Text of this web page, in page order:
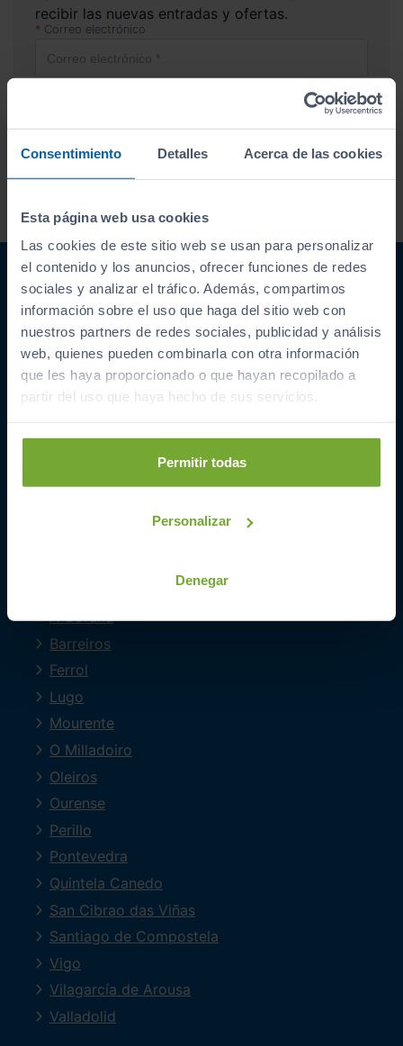
Consentimiento Detalles Acerca de las cookies
Esta página web usa cookies
Las cookies de este sitio web se usan para personalizar
el contenido y los anuncios, ofrecer funciones de redes
sociales y analizar el tráfico. Además, compartimos
información sobre el uso que haga del sitio web con
nuestros partners de redes sociales, publicidad y análisis
web, quienes pueden combinarla con otra información
que les haya proporcionado o que hayan recopilado a
partir del uso que haya hecho de sus servicios.
Permitir todas
Personalizar
Denegar
recibir las nuevas entradas y ofertas.
Correo electrónico
Acepto la política de privacidad.
Acepto recibir información
promociones de Automóviles
PROVOS S.L.
ENLACES INTERESANTES
Coches Km 0
Compramos tu coche
COCHES POR LOCALIDAD
A Coruña
Barreiros
Ferrol
Lugo
Mourente
O Milladoiro
Oleiros
Ourense
Perillo
Pontevedra
Quintela Canedo
San Cibrao das Viñas
Santiago de Compostela
Vigo
Vilagarcía de Arousa
Valladolid